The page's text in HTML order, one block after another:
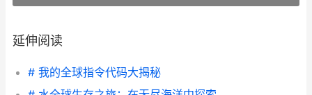
延伸阅读
# 我的全球指令代码大揭秘